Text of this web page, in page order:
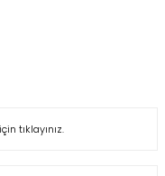
tıklayınız.